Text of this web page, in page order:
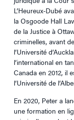
L’Heureux-Dubé
la Osgoode Hall
de la Justice à
criminelles, avant
l’Université
l’international en
Canada en 2012, il
l’Université de
En 2020, Peter a
une formation en